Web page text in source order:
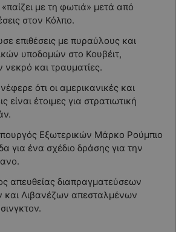
με τη φωτιά» μετά από
στον Κόλπο.
επιθέσεις με πυραύλους και
υποδομών στο Κουβέιτ,
και τραυματίες.
ότι οι αμερικανικές και
είναι έτοιμες για στρατιωτική
Εξωτερικών Μάρκο Ρούμπιο
για ένα σχέδιο δράσης για την
απευθείας διαπραγματεύσεων
και Λιβανέζων απεσταλμένων